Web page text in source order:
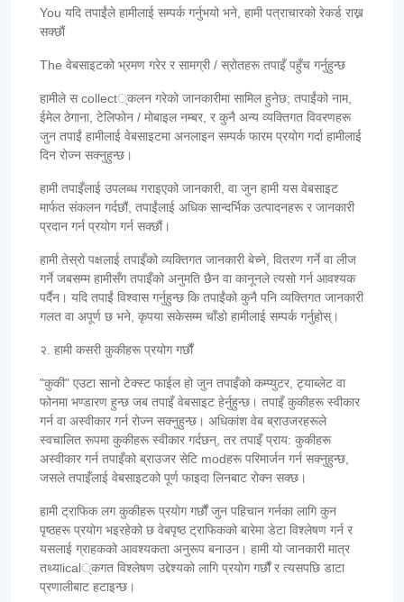
You यदि तपाईंले हामीलाई सम्पर्क गर्नुभयो भने, हामी पत्राचारको रेकर्ड राख्न
सक्छौं
The वेबसाइटको भ्रमण गरेर र सामग्री / स्रोतहरू तपाइँ पहुँच गर्नुहुन्छ
हामीले स collect्कलन गरेको जानकारीमा सामिल हुनेछ; तपाईंको नाम,
ईमेल ठेगाना, टेलिफोन / मोबाइल नम्बर, र कुनै अन्य व्यक्तिगत विवरणहरू
जुन तपाईं हामीलाई वेबसाइटमा अनलाइन सम्पर्क फारम प्रयोग गर्दा हामीलाई
दिन रोज्न सक्नुहुन्छ।
हामी तपाइँलाई उपलब्ध गराइएको जानकारी, वा जुन हामी यस वेबसाइट
मार्फत संकलन गर्दछौं, तपाईंलाई अधिक सान्दर्भिक उत्पादनहरू र जानकारी
प्रदान गर्न प्रयोग गर्न सक्छौं।
हामी तेस्रो पक्षलाई तपाइँको व्यक्तिगत जानकारी बेच्ने, वितरण गर्ने वा लीज
गर्ने जबसम्म हामीसँग तपाइँको अनुमति छैन वा कानूनले त्यसो गर्न आवश्यक
पर्दैन। यदि तपाईं विश्वास गर्नुहुन्छ कि तपाईंको कुनै पनि व्यक्तिगत जानकारी
गलत वा अपूर्ण छ भने, कृपया सकेसम्म चाँडो हामीलाई सम्पर्क गर्नुहोस्।
२. हामी कसरी कुकीहरू प्रयोग गर्छौं
"कुकी" एउटा सानो टेक्स्ट फाईल हो जुन तपाइँको कम्प्युटर, ट्याब्लेट वा
फोनमा भण्डारण हुन्छ जब तपाइँ वेबसाइट हेर्नुहुन्छ। तपाइँ कुकीहरू स्वीकार
गर्न वा अस्वीकार गर्न रोज्न सक्नुहुन्छ। अधिकांश वेब ब्राउजरहरूले
स्वचालित रूपमा कुकीहरू स्वीकार गर्दछन्, तर तपाइँ प्राय: कुकीहरू
अस्वीकार गर्न तपाइँको ब्राउजर सेटि modहरू परिमार्जन गर्न सक्नुहुन्छ,
जसले तपाइँलाई वेबसाइटको पूर्ण फाइदा लिनबाट रोक्न सक्छ।
हामी ट्राफिक लग कुकीहरू प्रयोग गर्छौं जुन पहिचान गर्नका लागि कुन
पृष्ठहरू प्रयोग भइरहेको छ वेबपृष्ठ ट्राफिकको बारेमा डेटा विश्लेषण गर्न र
यसलाई ग्राहकको आवश्यकता अनुरूप बनाउन। हामी यो जानकारी मात्र
तथ्याical्कगत विश्लेषण उद्देश्यको लागि प्रयोग गर्छौं र त्यसपछि डाटा
प्रणालीबाट हटाइन्छ।